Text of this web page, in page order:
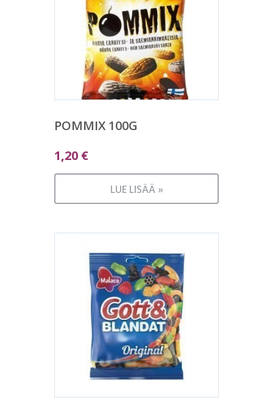
POMMIX 100G
1,20 €
LUE LISÄÄ »